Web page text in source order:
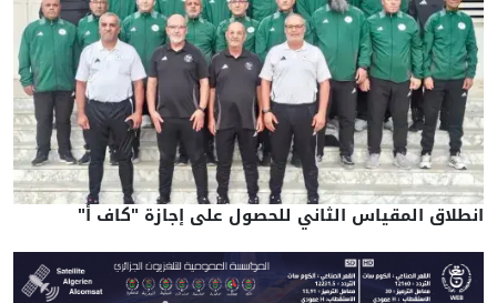
انطلاق المقياس الثاني للحصول على إجازة "كاف أ"